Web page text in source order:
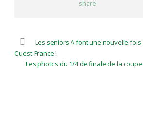
Les seniors A font une nouvelle
Ouest-France !
Les photos du 1/4 de finale de la